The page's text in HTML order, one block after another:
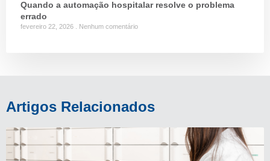
Quando a automação hospitalar resolve o problema
errado
fevereiro 22, 2026 Nenhum comentário
Artigos Relacionados